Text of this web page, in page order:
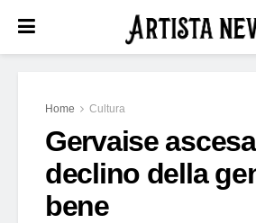
Home Cultura
Gervaise
declino della
bene